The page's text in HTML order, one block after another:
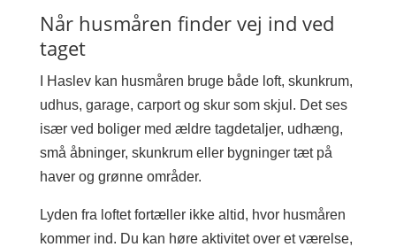
Når husmåren finder vej ind ved
taget
I Haslev kan husmåren bruge både loft, skunkrum,
udhus, garage, carport og skur som skjul. Det ses
især ved boliger med ældre tagdetaljer, udhæng,
små åbninger, skunkrum eller bygninger tæt på
haver og grønne områder.
Lyden fra loftet fortæller ikke altid, hvor husmåren
kommer ind. Du kan høre aktivitet over et værelse,